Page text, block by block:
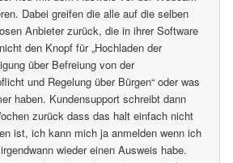
Dabei greifen die alle auf die selben
Anbieter zurück, die in ihrer Software
den Knopf für „Hochladen der
über Befreiung von der
und Regelung über Bürgen“ oder was
haben. Kundensupport schreibt dann
zurück dass das halt einfach nicht
ist, ich kann mich ja anmelden wenn ich
wieder einen Ausweis habe.